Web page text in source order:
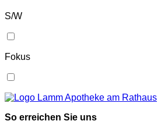
S/W
Fokus
So erreichen Sie uns